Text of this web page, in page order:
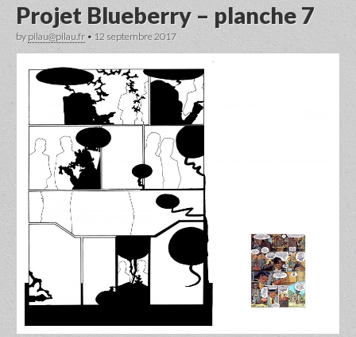
Projet Blueberry – planche 7
by pilau@pilau.fr • 12 septembre 2017